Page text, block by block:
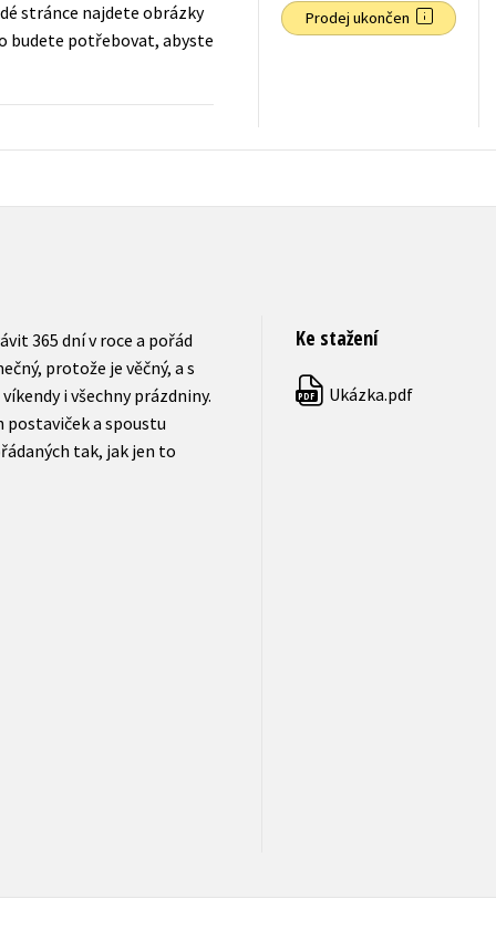
stránce najdete obrázky
budete potřebovat, abyste
Prodej ukončen
365 dní v roce a pořád
protože je věčný, a s
i všechny prázdniny.
postaviček a spoustu
tak, jak jen to
Ke stažení
PDF Ukázka.pdf